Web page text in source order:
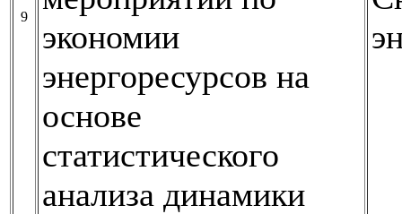
9
экономии
энергоресурсов на
основе
статистического
анализа динамики